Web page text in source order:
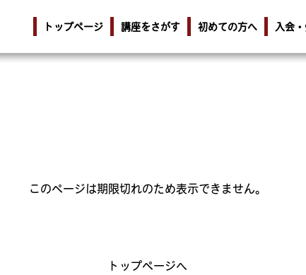
トップページ 講座をさがす 初めての方へ 入会
このページは期限切れのため表示できません。
トップページへ